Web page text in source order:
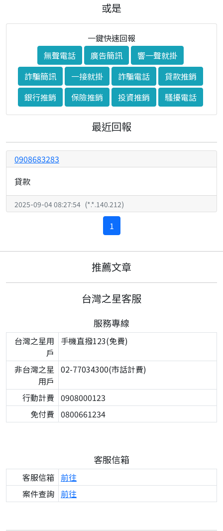
或是
一鍵快速回報
無聲電話
廣告簡訊
響一聲就掛
詐騙簡訊
一接就掛 詐騙電話
貸款推銷
銀行推銷
保險推銷 投資推銷 騷擾電話
最近回報
0908683283
貸款
2025-09-04 08:27:54 (*.*.140.212)
1
推薦文章
台灣之星客服
服務專線
台灣之星用
戶
手機直撥123(免費)
非台灣之星
用戶
02-77034300(市話計費)
行動計費 0908000123
免付費 0800661234
客服信箱
客服信箱 前往
案件查詢 前往